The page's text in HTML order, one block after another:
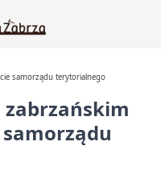
samorządu terytorialnego
zabrzańskim